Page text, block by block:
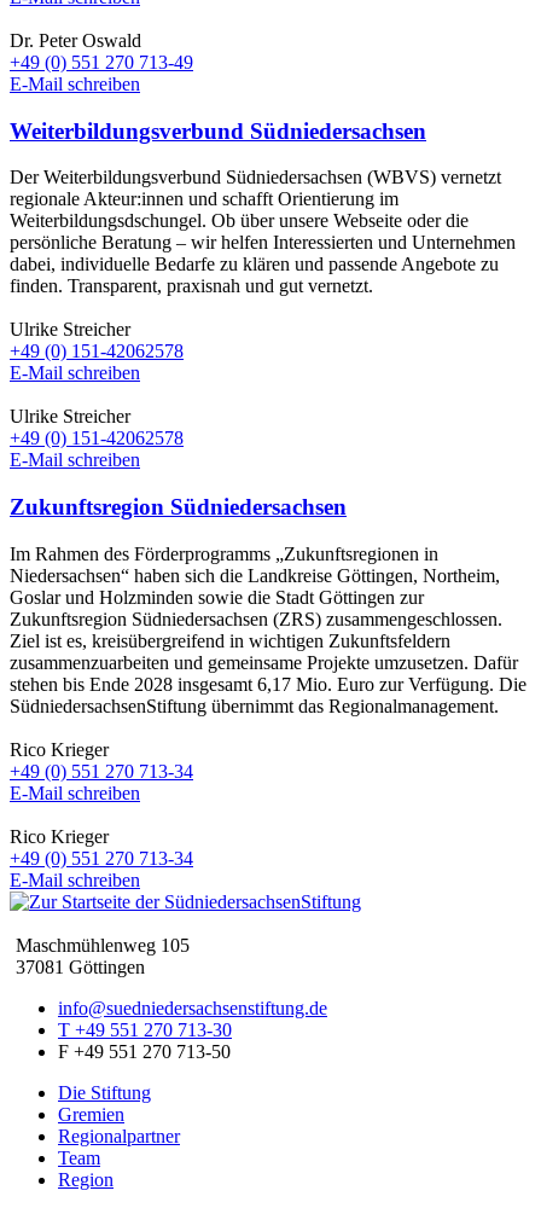
Dr. Peter Oswald
+49 (0) 551 270 713-49
E-Mail schreiben
Weiterbildungsverbund Südniedersachsen
Der Weiterbildungsverbund Südniedersachsen (WBVS) vernetzt
regionale Akteur:innen und schafft Orientierung im
Weiterbildungsdschungel. Ob über unsere Webseite oder die
persönliche Beratung – wir helfen Interessierten und Unternehmen
dabei, individuelle Bedarfe zu klären und passende Angebote zu
finden. Transparent, praxisnah und gut vernetzt.
Ulrike Streicher
+49 (0) 151-42062578
E-Mail schreiben
Ulrike Streicher
+49 (0) 151-42062578
E-Mail schreiben
Zukunftsregion Südniedersachsen
Im Rahmen des Förderprogramms „Zukunftsregionen in
Niedersachsen“ haben sich die Landkreise Göttingen, Northeim,
Goslar und Holzminden sowie die Stadt Göttingen zur
Zukunftsregion Südniedersachsen (ZRS) zusammengeschlossen.
Ziel ist es, kreisübergreifend in wichtigen Zukunftsfeldern
zusammenzuarbeiten und gemeinsame Projekte umzusetzen. Dafür
stehen bis Ende 2028 insgesamt 6,17 Mio. Euro zur Verfügung. Die
SüdniedersachsenStiftung übernimmt das Regionalmanagement.
Rico Krieger
+49 (0) 551 270 713-34
E-Mail schreiben
Rico Krieger
+49 (0) 551 270 713-34
E-Mail schreiben
Maschmühlenweg 105
37081 Göttingen
info@suedniedersachsenstiftung.de
T +49 551 270 713-30
F +49 551 270 713-50
Die Stiftung
Gremien
Regionalpartner
Team
Region